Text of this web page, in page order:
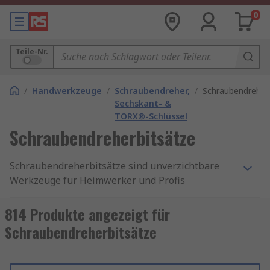
0
Teile-Nr.
/ Handwerkzeuge / Schraubendreher,
Sechskant- &
TORX®-Schlüssel
/
Schraubendreherbitsätze
Schraubendreherbitsätze sind unverzichtbare
Werkzeuge für Heimwerker und Profis
und Effizienz bei einer Vielzahl von
Schraubarbeiten. Egal, ob Sie Möbel montieren,
Elektrogeräte reparieren oder im Handwerk tätig
Schraubendreherbitsatz haben Sie immer das
814 Produkte angezeigt für
Schraubendreherbitsätze